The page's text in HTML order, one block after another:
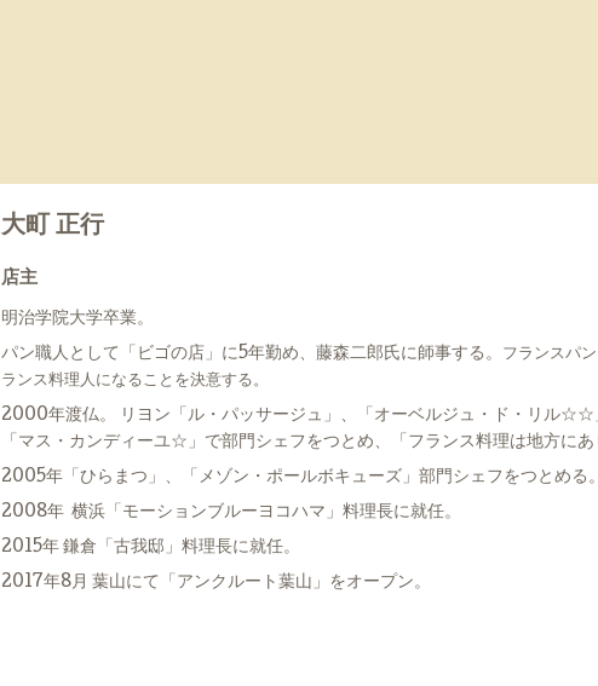
大町 正行
店主
明治学院大学卒業。
パン職人として「ビゴの店」に5年勤め、藤森二郎氏に師事する。
フランスパ
ランス料理人になることを決意する。
2000年渡仏。 リヨン「ル・パッサージュ」、「オーベルジュ・ド・リル☆☆
「マス・カンディーユ☆」で部門シェフをつとめ、「フランス料理は地方にあ
2005年「ひらまつ」、「メゾン・ポールボキューズ」部門シェフをつとめる。
2008年 横浜「モーションブルーヨコハマ」料理長に就任。
2015年 鎌倉「古我邸」料理長に就任。
2017年8月 葉山にて「アンクルート葉山」をオープン。